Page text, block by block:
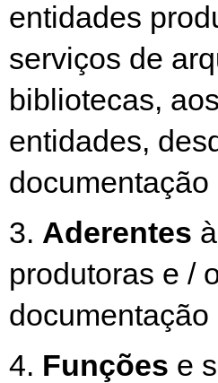
entidades
serviços de
bibliotecas,
entidades,
documentação
3. Aderentes
produtoras e /
documentação
4. Funções e